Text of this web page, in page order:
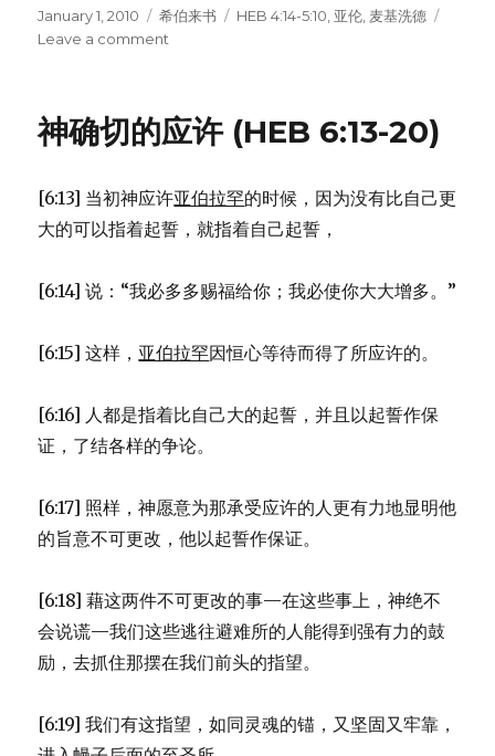
Posted
on
January 1, 2010 Categories
希伯来书 Tags
HEB 4:14-5:10 亚伦 麦基洗德
Leave a comment
耶
4:14-
5:10)
神确切的应许 (HEB 6:13-20)
[6:13] 当初神应许亚伯拉罕的时候，因为没有比自己更
大的可以指着起誓，就指着自己起誓，
[6:14] 说：“我必多多赐福给你；我必使你大大增多。”
[6:15] 这样， 亚伯拉罕因恒心等待而得了所应许的。
[6:16] 人都是指着比自己大的起誓，并且以起誓作保
证，了结各样的争论。
[6:17] 照样，神愿意为那承受应许的人更有力地显明他
的旨意不可更改，他以起誓作保证。
[6:18] 藉这两件不可更改的事—在这些事上，神绝不
会说谎—我们这些逃往避难所的人能得到强有力的鼓
励，去抓住那摆在我们前头的指望。
[6:19] 我们有这指望，如同灵魂的锚，又坚固又牢靠，